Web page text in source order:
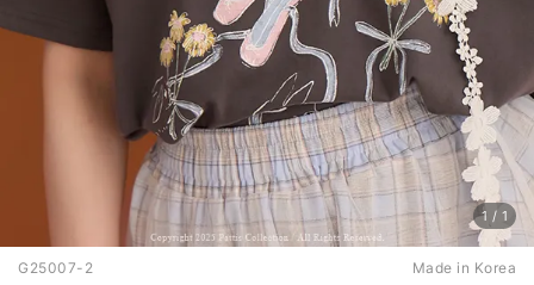
1 / 1
G25007-2 Made in Korea